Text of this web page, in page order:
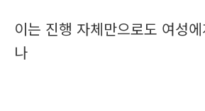
이는 진행 자체만으로도 여성
나